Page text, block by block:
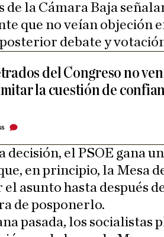
de la Cámara Baja
que no veían objeción
debate y
del Congreso no
la cuestión de
decisión, el PSOE gana
en principio, la Mesa
asunto hasta después
de posponerlo.
pasada, los socialistas